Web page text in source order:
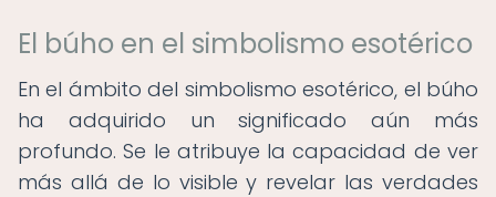
El búho en el simbolismo esotérico
En el ámbito del simbolismo esotérico, el búho
ha adquirido un significado aún más
profundo. Se le atribuye la capacidad de ver
más allá de lo visible y revelar las verdades